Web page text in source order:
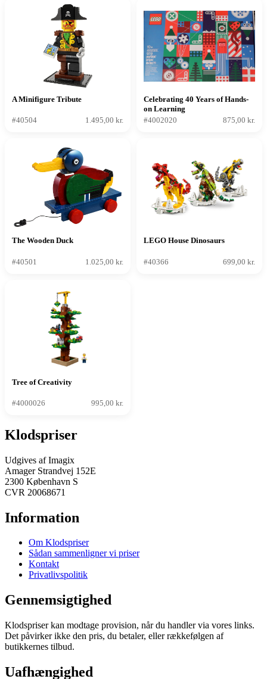
A Minifigure Tribute
#40504 1.495,00 kr.
Celebrating 40 Years of Hands-
on Learning
#4002020
875,00 kr.
The Wooden Duck
#40501 1.025,00 kr.
LEGO House Dinosaurs
#40366 699,00 kr.
Tree of Creativity
#4000026 995,00 kr.
Klodspriser
Udgives af Imagix
Amager Strandvej 152E
2300 København S
CVR 20068671
Information
Om Klodspriser
Sådan sammenligner vi priser
Kontakt
Privatlivspolitik
Gennemsigtighed
Klodspriser kan modtage provision, når du handler via vores links.
Det påvirker ikke den pris, du betaler, eller rækkefølgen af
butikkernes tilbud.
Uafhængighed